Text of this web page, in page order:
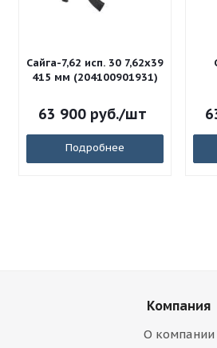
Сайга-7,62 исп. 30 7,62x39
415 мм (204100901931)
63 900руб./шт
Подробнее
Компания
О компании